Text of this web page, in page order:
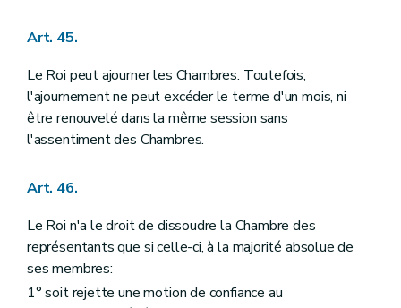
Art. 45.
Le Roi peut ajourner les Chambres. Toutefois,
l'ajournement ne peut excéder le terme d'un mois, ni
être renouvelé dans la même session sans
l'assentiment des Chambres.
Art. 46.
Le Roi n'a le droit de dissoudre la Chambre des
représentants que si celle-ci, à la majorité absolue de
ses membres:
1° soit rejette une motion de confiance au